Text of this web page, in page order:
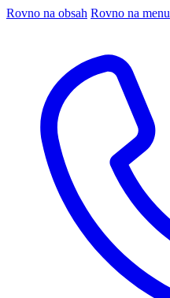
Rovno na obsah Rovno na menu